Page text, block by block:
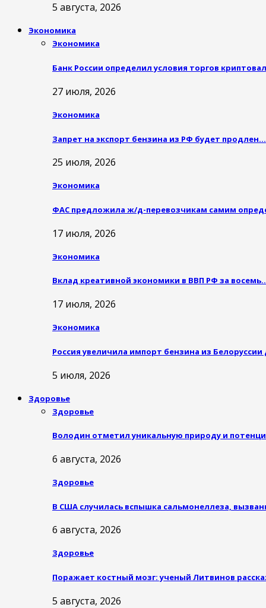
5 августа, 2026
Экономика
Экономика
Банк России определил условия торгов
27 июля, 2026
Экономика
Запрет на экспорт бензина из РФ будет продлен…
25 июля, 2026
Экономика
ФАС предложила ж/д-перевозчикам самим
17 июля, 2026
Экономика
Вклад креативной экономики в ВВП РФ за
17 июля, 2026
Экономика
Россия увеличила импорт бензина из
5 июля, 2026
Здоровье
Здоровье
Володин отметил уникальную природу и
6 августа, 2026
Здоровье
В США случилась вспышка сальмонеллеза,
6 августа, 2026
Здоровье
Поражает костный мозг: ученый Литвинов
5 августа, 2026